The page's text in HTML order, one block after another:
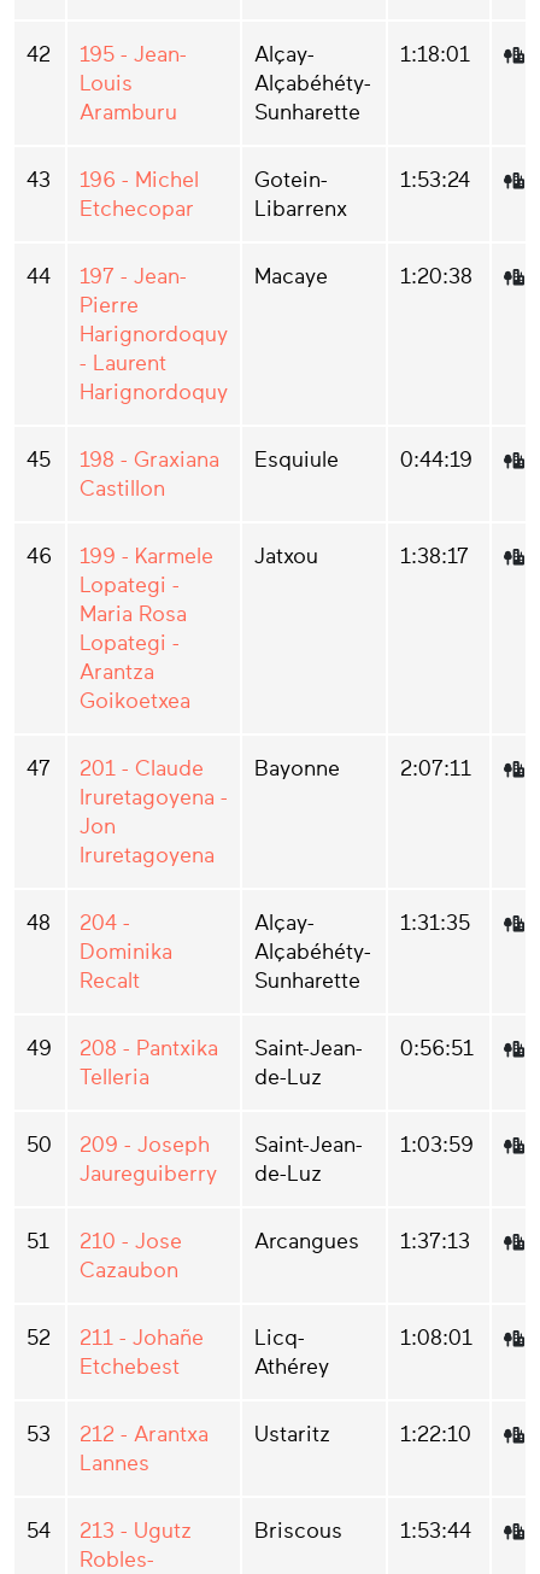
42
195 - Jean-
Louis
Aramburu
Alçay-
Alçabéhéty-
Sunharette
1:18:01
43
196 - Michel
Etchecopar
Gotein-
Libarrenx
1:53:24
44
197 - Jean-
Pierre
Harignordoquy
- Laurent
Harignordoquy
Macaye 1:20:38
45
198 - Graxiana
Castillon
Esquiule 0:44:19
46
199 - Karmele
Lopategi -
Maria Rosa
Lopategi -
Arantza
Goikoetxea
Jatxou 1:38:17
47
201 - Claude
Iruretagoyena -
Jon
Iruretagoyena
Bayonne 2:07:11
48
204 -
Dominika
Recalt
Alçay-
Alçabéhéty-
Sunharette
1:31:35
49
208 - Pantxika
Telleria
Saint-Jean-
de-Luz
0:56:51
50
209 - Joseph
Jaureguiberry
Saint-Jean-
de-Luz
1:03:59
51
210 - Jose
Cazaubon
Arcangues 1:37:13
52
211 - Johañe
Etchebest
Licq-
Athérey
1:08:01
53
212 - Arantxa
Lannes
Ustaritz 1:22:10
54
213 - Ugutz
Robles-
Briscous 1:53:44